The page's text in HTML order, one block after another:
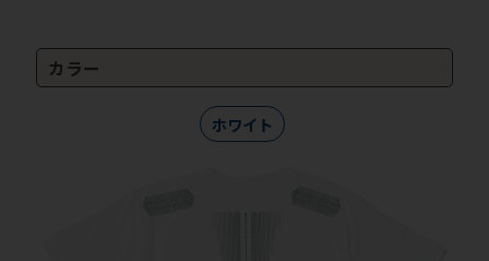
カラー
ホワイト